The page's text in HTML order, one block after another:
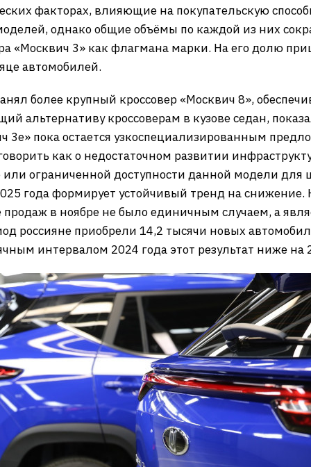
факторах, влияющие на покупательскую
однако общие объёмы по каждой из них
«Москвич 3» как флагмана марки. На его долю
автомобилей.
более крупный кроссовер «Москвич 8»,
альтернативу кроссоверам в кузове седан,
3е» пока остается узкоспециализированным
как о недостаточном развитии
ограниченной доступности данной модели для
года формирует устойчивый тренд на
в ноябре не было единичным случаем, а
россияне приобрели 14,2 тысячи новых
интервалом 2024 года этот результат ниже на